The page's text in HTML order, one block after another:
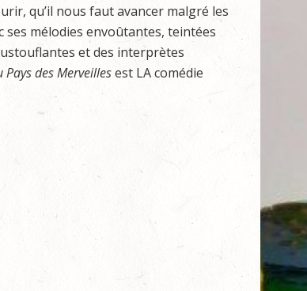
qu’il nous faut avancer malgré les
ses mélodies envoûtantes, teintées
et des interprètes
Pays des Merveillesest LA comédie